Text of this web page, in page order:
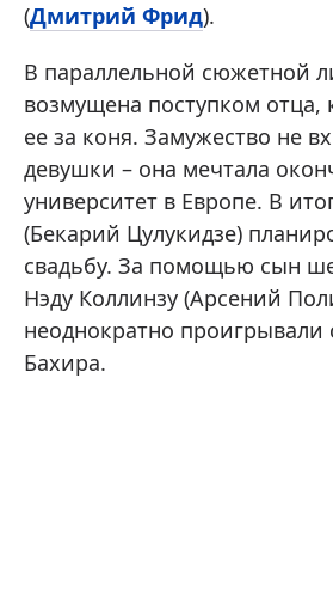
(Дмитрий Фрид).
В параллельной сюжетной
возмущена поступком отца,
ее за коня. Замужество не
девушки – она мечтала
университет в Европе. В
(Бекарий Цулукидзе)
свадьбу. За помощью сын
Нэду Коллинзу (Арсений
неоднократно проигрывали
Бахира.